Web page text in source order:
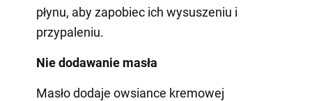
płynu, aby zapobiec ich wysuszeniu i
przypaleniu.
Nie dodawanie masła
Masło dodaje owsiance kremowej